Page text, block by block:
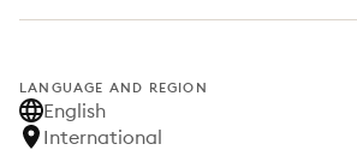
LANGUAGE AND REGION
English
International